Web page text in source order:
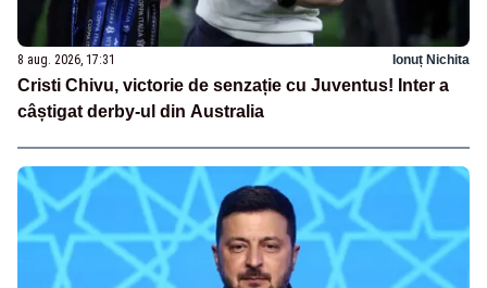
8 aug. 2026, 17:31 Ionuț Nichita
Cristi Chivu, victorie de senzație cu Juventus! Inter a
câștigat derby-ul din Australia